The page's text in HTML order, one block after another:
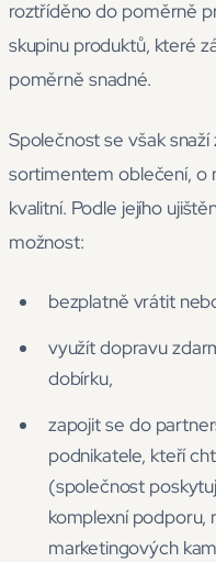
roztříděno do poměrně
skupinu produktů, které
poměrně snadné.
Společnost se však
sortimentem oblečení, o
kvalitní. Podle jejího
možnost:
bezplatně vrátit
využít dopravu
dobírku,
zapojit se do
podnikatele, kteří
(společnost
komplexní podporu,
marketingových